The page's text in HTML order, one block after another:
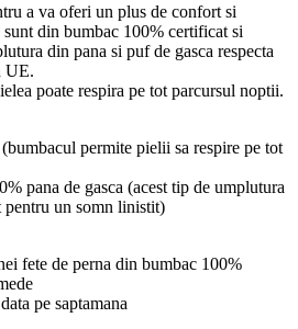
a va oferi un plus de confort si
din bumbac 100% certificat si
din pana si puf de gasca respecta
UE.
poate respira pe tot parcursul noptii.
permite pielii sa respire pe tot
pana de gasca (acest tip de umplutura
un somn linistit)
fete de perna din bumbac 100%
pe saptamana